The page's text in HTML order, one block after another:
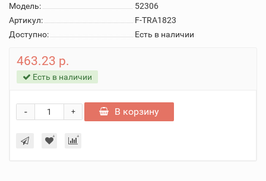
Модель:
52306
Артикул:
F-TRA1823
Доступно:
Есть в наличии
463.23 р.
Есть в наличии
+
- В корзину